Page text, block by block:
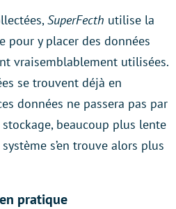
SuperFecth utilise la
pour y placer des données
vraisemblablement utilisées.
se trouvent déjà en
données ne passera pas par
beaucoup plus lente
s’en trouve alors plus
pratique